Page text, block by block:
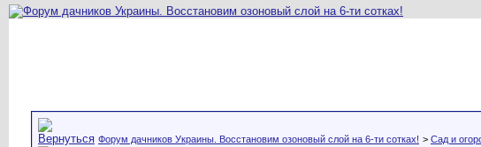
Форум дачников Украины. Восстановим озоновый слой на 6-ти сотках! > Сад и